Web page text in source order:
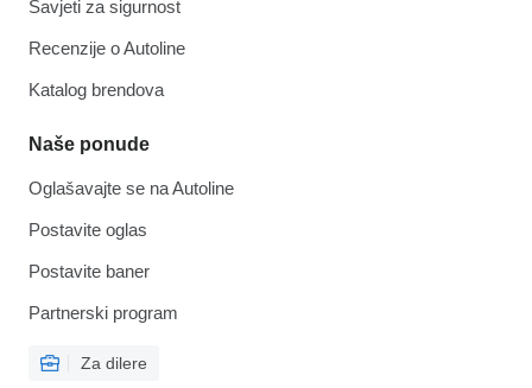
Savjeti za sigurnost
Recenzije o Autoline
Katalog brendova
Naše ponude
Oglašavajte se na Autoline
Postavite oglas
Postavite baner
Partnerski program
Za dilere